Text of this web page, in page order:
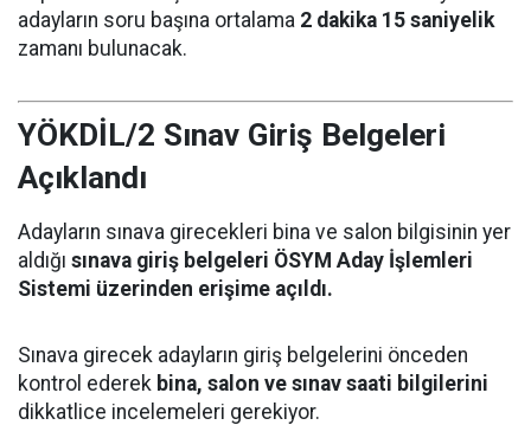
adayların soru başına ortalama 2 dakika 15 saniyelik
zamanı bulunacak.
YÖKDİL/2 Sınav Giriş Belgeleri
Açıklandı
Adayların sınava girecekleri bina ve salon bilgisinin yer
aldığı sınava giriş belgeleri ÖSYM Aday İşlemleri
Sistemi üzerinden erişime açıldı.
Sınava girecek adayların giriş belgelerini önceden
kontrol ederek bina, salon ve sınav saati bilgilerini
dikkatlice incelemeleri gerekiyor.